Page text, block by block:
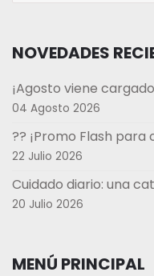
NOVEDADES
¡Agosto viene
04 Agosto 2026
?? ¡Promo Flash
22 Julio 2026
Cuidado diario: una
20 Julio 2026
MENÚ PRINCIPAL